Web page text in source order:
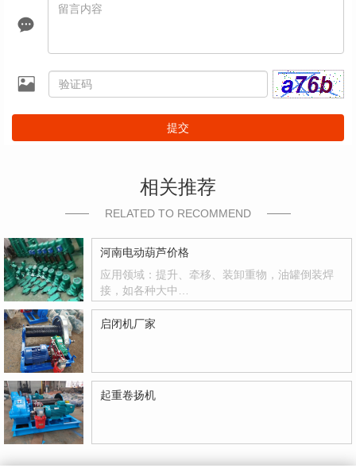
提交
相关推荐
RELATED TO RECOMMEND
河南电动葫芦价格
应用领域：提升、牵移、装卸重物，油罐倒装焊
接，如各种大中…
启闭机厂家
起重卷扬机